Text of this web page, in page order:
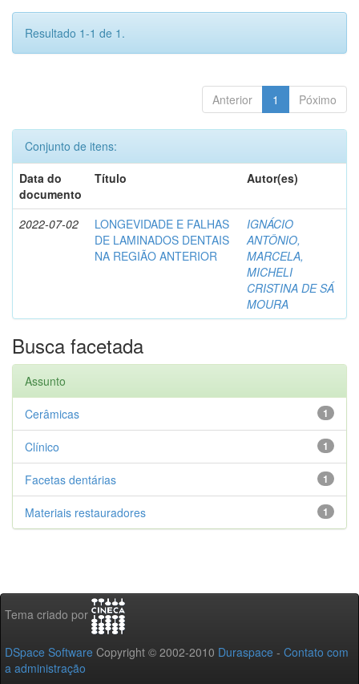
Resultado 1-1 de 1.
Anterior 1 Póximo
Conjunto de itens:
Data do
documento
Título Autor(es)
2022-07-02
LONGEVIDADE E FALHAS
DE LAMINADOS DENTAIS
NA REGIÃO ANTERIOR
IGNÁCIO
ANTÔNIO,
MARCELA,
MICHELI
CRISTINA DE SÁ
MOURA
Busca facetada
Assunto
1
Cerâmicas
1
Clínico
1
Facetas dentárias
1
Materiais restauradores
Tema criado por
DSpace Software Copyright © 2002-2010 Duraspace - Contato com
a administração